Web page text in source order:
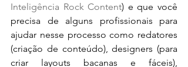
Inteligência Rock Content) e que você
precisa de alguns profissionais para
ajudar nesse processo como redatores
(criação de conteúdo), designers (para
criar layouts bacanas e fáceis),